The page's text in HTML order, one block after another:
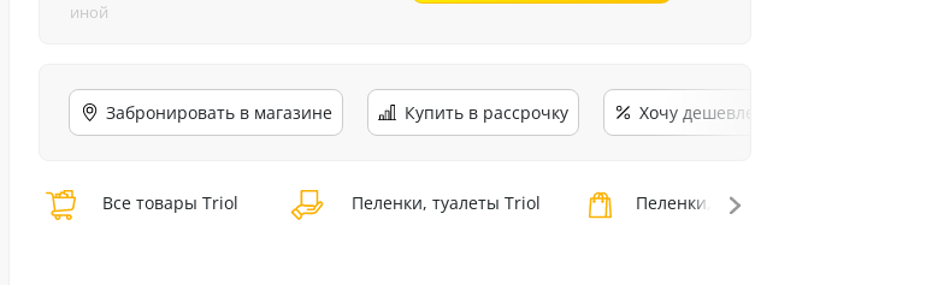
иной
Забронировать в магазине Купить в рассрочку Хочу дешевле
Все товары Triol Пеленки, туалеты Triol Пеленки, туалеты